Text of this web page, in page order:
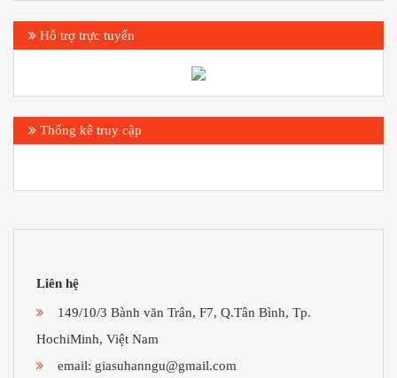
Hỗ trợ trực tuyến
Thống kê truy cập
Liên hệ
149/10/3 Bành văn Trân, F7, Q.Tân Bình, Tp.
HochiMinh, Việt Nam
email: giasuhanngu@gmail.com